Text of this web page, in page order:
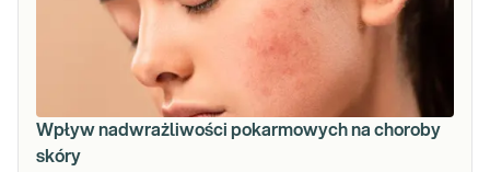
Wpływ nadwrażliwości pokarmowych na choroby
skóry